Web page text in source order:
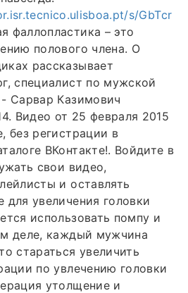
s/GbTcr
фаллопластика – это
полового члена. О
рассказывает
специалист по мужской
Сарвар Казимович
Видео от 25 февраля 2015
без регистрации в
ВКонтакте!. Войдите в
свои видео,
и оставлять
увеличения головки
использовать помпу и
деле, каждый мужчина
стараться увеличить
по увлечению головки
утолщение и